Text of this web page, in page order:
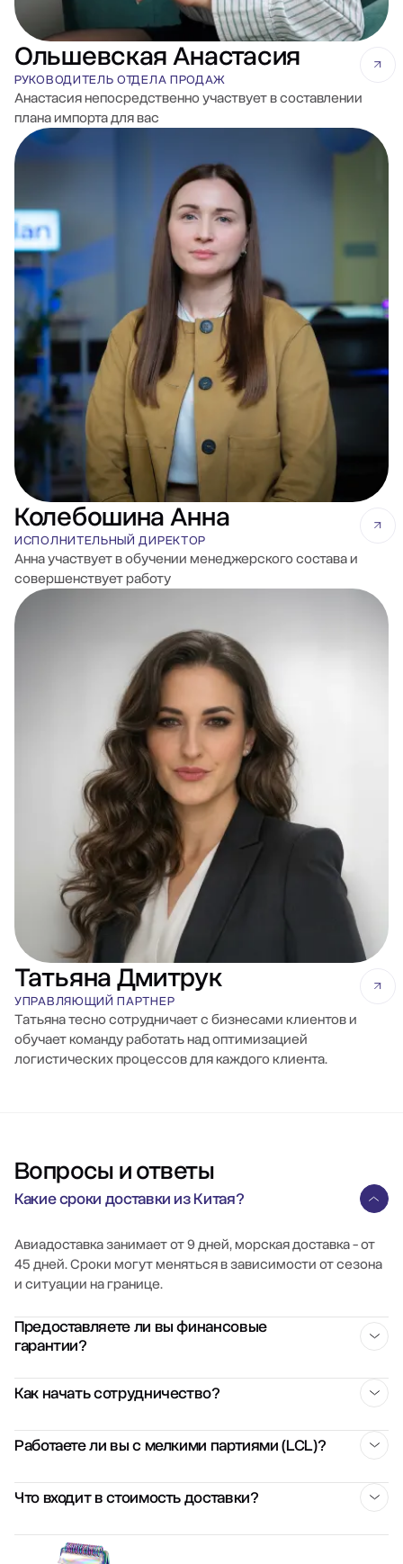
Ольшевская Анастасия
РУКОВОДИТЕЛЬ ОТДЕЛА ПРОДАЖ
Анастасия непосредственно участвует в составлении
плана импорта для вас
Колебошина Анна
ИСПОЛНИТЕЛЬНЫЙ ДИРЕКТОР
Анна участвует в обучении менеджерского состава и
совершенствует работу
Татьяна Дмитрук
УПРАВЛЯЮЩИЙ ПАРТНЕР
Татьяна тесно сотрудничает с бизнесами клиентов и
обучает команду работать над оптимизацией
логистических процессов для каждого клиента.
Вопросы и ответы
Какие сроки доставки из Китая?
Авиадоставка занимает от 9 дней, морская доставка - от
45 дней. Сроки могут меняться в зависимости от сезона
и ситуации на границе.
Предоставляете ли вы финансовые
гарантии?
Да, мы предоставляем финансовые гарантии на каждую
сделку. Это включает страхование груза, контроль
оплаты поставщику и юридическое сопровождение
контракта.
Как начать сотрудничество?
Свяжитесь с нами через форму на сайте или по
телефону. Мы проведем бесплатную консультацию,
оценим ваш запрос и подготовим коммерческое
предложение.
Работаете ли вы с мелкими партиями (LCL)?
Да, мы организуем сборные перевозки (LCL) от 1 м³.
Благодаря консолидации грузов на наших складах в
Китае, вы получаете выгодные тарифы даже для
небольших партий.
Что входит в стоимость доставки?
Стоимость зависит от типа перевозки, объема и